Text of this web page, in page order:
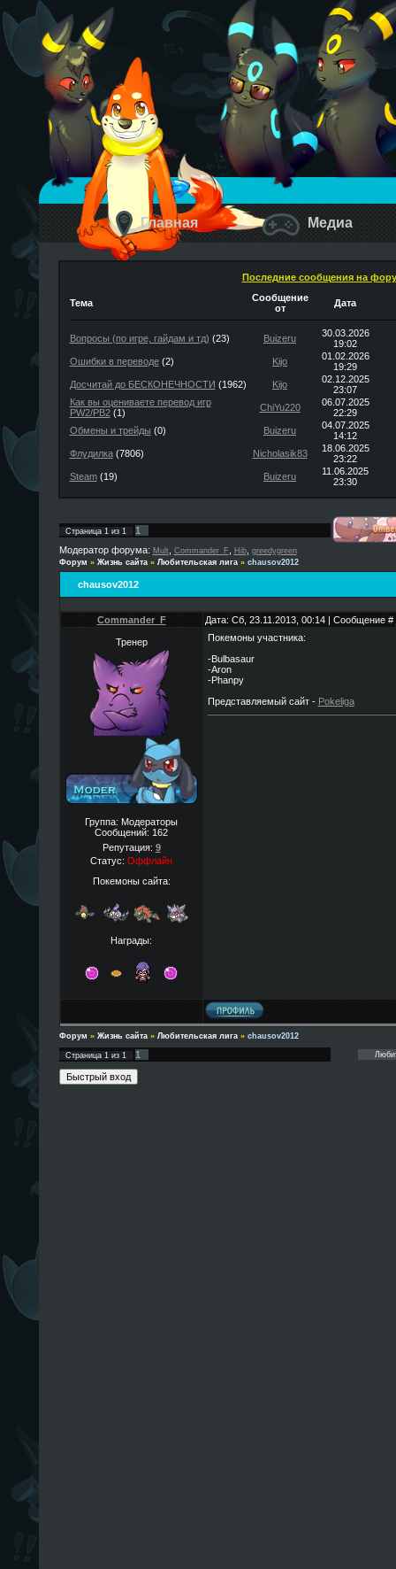
Главная Медиа
Последние сообщения на
Тема
Сообщение
от
Дата
Вопросы (по игре, гайдам и тд) (23) Buizeru
30.03.2026
19:02
Ошибки в переводе(2) Kijo
01.02.2026
19:29
Досчитай до БЕСКОНЕЧНОСТИ (1962) Kijo
02.12.2025
23:07
Как вы оцениваете перевод игр
PW2/PB2(1) ChiYu220
06.07.2025
22:29
Обмены и трейды (0) Buizeru
04.07.2025
14:12
Флудилка(7806) Nicholasik83
18.06.2025
23:22
Steam(19) Buizeru
11.06.2025
23:30
Страница 1из 1
1
Модератор форума: Mult Commander_F Hib, greedygreen
Форум » Жизнь сайта » Любительская лига » chausov2012
chausov2012
Commander_F Дата: Сб, 23.11.2013, 00:14 | Сообщение #
Тренер
Группа: Модераторы
Сообщений: 162
Репутация: 9
Статус: Оффлайн
Покемоны сайта:
Награды:
Покемоны участника:
-Bulbasaur
-Aron
-Phanpy
Представляемый сайт - Pokeliga
Форум » Жизнь сайта » Любительская лига » chausov2012
Страница 1из 1 1